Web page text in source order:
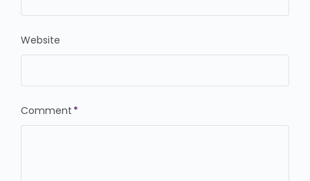
Website
Comment *